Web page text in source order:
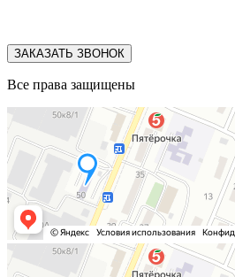
ЗАКАЗАТЬ ЗВОНОК
Все права защищены